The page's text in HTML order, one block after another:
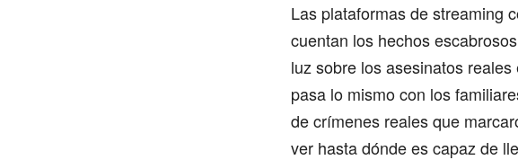
Las plataformas de streaming
cuentan los hechos
luz sobre los asesinatos
pasa lo mismo con los
de crímenes reales que
ver hasta dónde es capaz de